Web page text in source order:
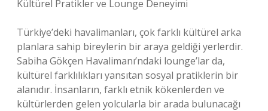
Kültürel Pratikler ve Lounge Deneyimi
Türkiye’deki havalimanları, çok farklı kültürel arka
planlara sahip bireylerin bir araya geldiği yerlerdir.
Sabiha Gökçen Havalimanı’ndaki lounge’lar da,
kültürel farklılıkları yansıtan sosyal pratiklerin bir
alanıdır. İnsanların, farklı etnik kökenlerden ve
kültürlerden gelen yolcularla bir arada bulunacağı